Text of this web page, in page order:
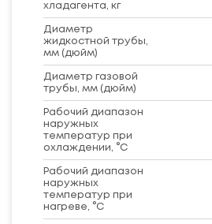
хладагента, кг
Диаметр
жидкостной трубы,
мм (дюйм)
Диаметр газовой
трубы, мм (дюйм)
Рабочий диапазон
наружных
температур при
охлаждении, °C
Рабочий диапазон
наружных
температур при
нагреве, °C